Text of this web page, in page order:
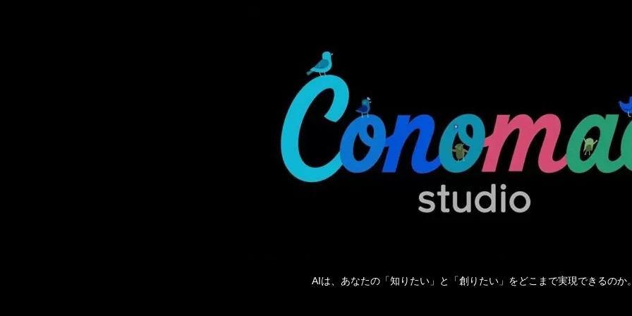
AIは、あなたの「知りたい」と「創りたい」をどこまで実現できるのか